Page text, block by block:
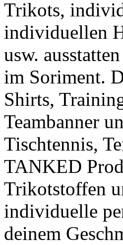
Trikots,
individuellen
usw.
im Soriment.
Shirts,
Teambanner
Tischtennis,
TANKED
Trikotstoffen
individuelle
deinem